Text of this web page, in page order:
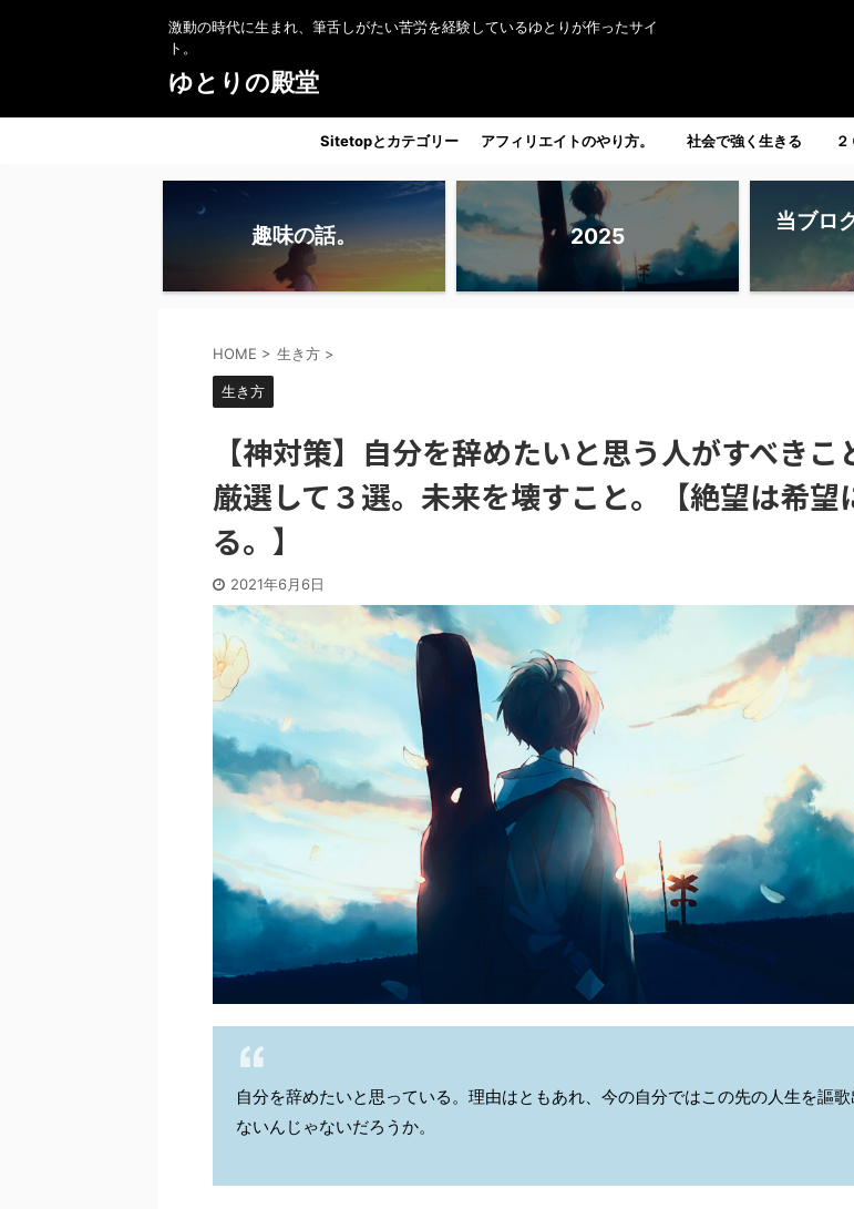
激動の時代に生まれ、筆舌しがたい苦労を経験しているゆとりが作ったサイ
ト。
ゆとりの殿堂
Sitetopとカテゴリー アフィリエイトのやり方。 社会で強く生きる
趣味の話。 2025
当ブロ
HOME > 生き方 >
生き方
【神対策】自分を辞めたいと思う人がすべきこ
厳選して３選。未来を壊すこと。【絶望は希望
る。】
2021年6月6日
自分を辞めたいと思っている。理由はともあれ、今の自分ではこの先の人生を謳
ないんじゃないだろうか。